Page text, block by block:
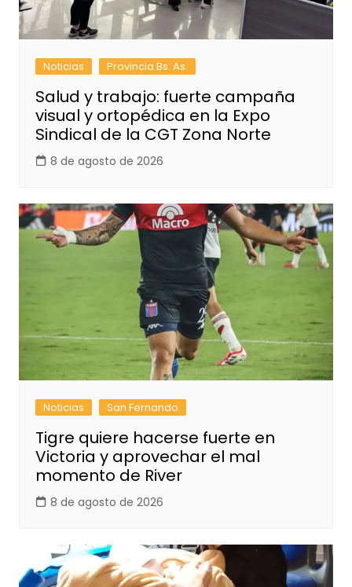
Noticias Provincia Bs. As.
Salud y trabajo: fuerte campaña
visual y ortopédica en la Expo
Sindical de la CGT Zona Norte
8 de agosto de 2026
Noticias San Fernando
Tigre quiere hacerse fuerte en
Victoria y aprovechar el mal
momento de River
8 de agosto de 2026